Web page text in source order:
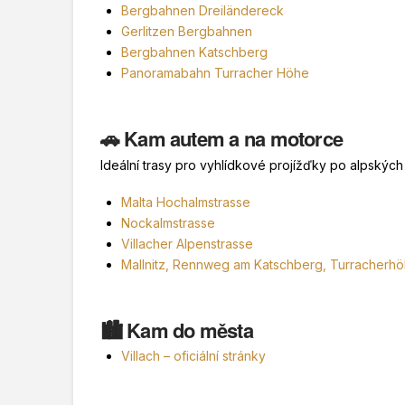
Bergbahnen Dreiländereck
Gerlitzen Bergbahnen
Bergbahnen Katschberg
Panoramabahn Turracher Höhe
🚗 Kam autem a na motorce
Ideální trasy pro vyhlídkové projížďky po alpských
Malta Hochalmstrasse
Nockalmstrasse
Villacher Alpenstrasse
Mallnitz, Rennweg am Katschberg,
🏙️ Kam do města
Villach – oficiální stránky